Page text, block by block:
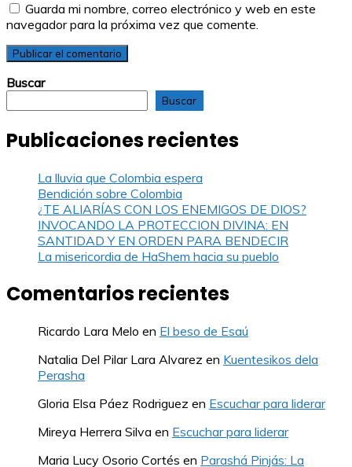
Guarda mi nombre, correo electrónico y web en este
navegador para la próxima vez que comente.
Buscar
Buscar
Publicaciones recientes
La lluvia que Colombia espera
Bendición sobre Colombia
¿TE ALIARÍAS CON LOS ENEMIGOS DE DIOS?
INVOCANDO LA PROTECCION DIVINA: EN
SANTIDAD Y EN ORDEN PARA BENDECIR
La misericordia de HaShem hacia su pueblo
Comentarios recientes
Ricardo Lara Melo en El beso de Esaú
Natalia Del Pilar Lara Alvarez en Kuentesikos dela
Perasha
Gloria Elsa Páez Rodriguez en Escuchar para liderar
Mireya Herrera Silva en Escuchar para liderar
Maria Lucy Osorio Cortés en Parashá Pinjás: La